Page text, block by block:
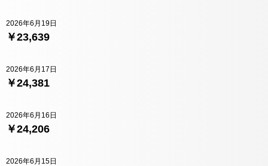
￥23,639
2026年6月19日
￥24,381
2026年6月17日
￥24,206
2026年6月16日
2026年6月15日